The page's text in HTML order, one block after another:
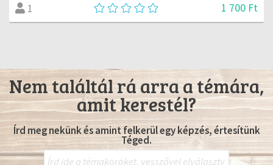
1 1 700 Ft
Nem találtál rá arra a témára,
amit kerestél?
Írd meg nekünk és amint felkerül egy képzés, értesítünk
Téged.